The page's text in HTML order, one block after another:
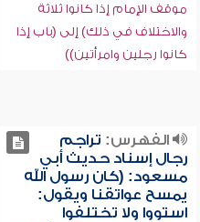
موقف الإمام إذا كانوا ثلاثة
والاختلاف في ذلك) إلى (باب إذا
كانوا رجلين وامرأتين))
الفهرس: تراجم
رجال إسناد حديث أبي
مسعود: (كان رسول الله
يمسح عواتقنا ويقول:
استووا ولا تختلفوا